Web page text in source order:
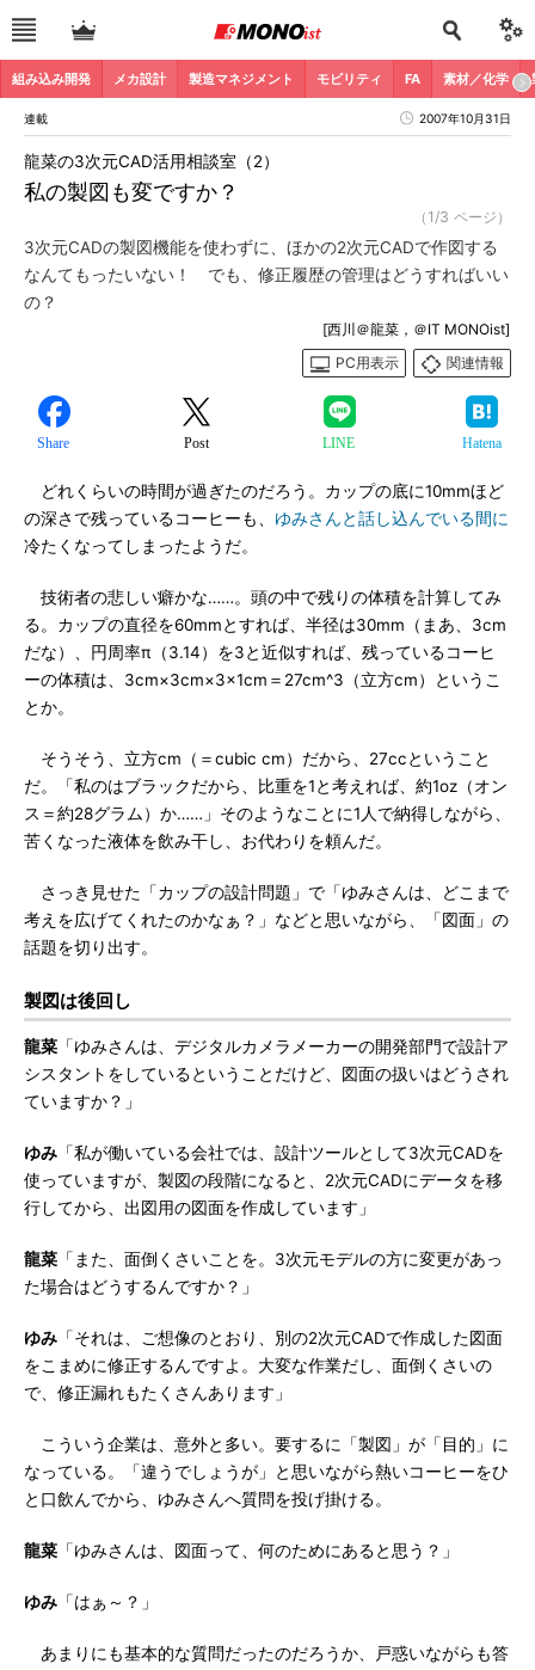
組み込み開発 メカ設計 製造マネジメント モビリティ FA 素材／化学
連載 2007年10月31日
私の製図も変ですか？
龍菜の3次元CAD活用相談室（2）
（1/3 ページ）
3次元CADの製図機能を使わずに、ほかの2次元CADで作図する
なんてもったいない！ でも、修正履歴の管理はどうすればいい
の？
[西川＠龍菜，＠IT MONOist]
PC用表示
関連情報
Share Post LINE Hatena
どれくらいの時間が過ぎたのだろう。カップの底に10mmほど
の深さで残っているコーヒーも、 ゆみさんと話し込んでいる間に
冷たくなってしまったようだ。
技術者の悲しい癖かな……。頭の中で残りの体積を計算してみ
る。カップの直径を60mmとすれば、半径は30mm（まあ、3cm
だな）、円周率π（3.14）を3と近似すれば、残っているコーヒ
ーの体積は、3cm×3cm×3×1cm＝27cm^3（立方cm）というこ
とか。
そうそう、立方cm（＝cubic cm）だから、27ccということ
だ。「私のはブラックだから、比重を1と考えれば、約1oz（オン
ス＝約28グラム）か……」そのようなことに1人で納得しながら、
苦くなった液体を飲み干し、お代わりを頼んだ。
さっき見せた「カップの設計問題」で「ゆみさんは、どこまで
考えを広げてくれたのかなぁ？」などと思いながら、「図面」の
話題を切り出す。
製図は後回し
龍菜 「ゆみさんは、デジタルカメラメーカーの開発部門で設計ア
シスタントをしているということだけど、図面の扱いはどうされ
ていますか？」
ゆみ 「私が働いている会社では、設計ツールとして3次元CADを
使っていますが、製図の段階になると、2次元CADにデータを移
行してから、出図用の図面を作成しています」
龍菜 「また、面倒くさいことを。3次元モデルの方に変更があっ
た場合はどうするんですか？」
ゆみ 「それは、ご想像のとおり、別の2次元CADで作成した図面
をこまめに修正するんですよ。大変な作業だし、面倒くさいの
で、修正漏れもたくさんあります」
こういう企業は、意外と多い。要するに「製図」が「目的」に
なっている。「違うでしょうが」と思いながら熱いコーヒーをひ
と口飲んでから、ゆみさんへ質問を投げ掛ける。
龍菜 「ゆみさんは、図面って、何のためにあると思う？」
ゆみ 「はぁ～？」
あまりにも基本的な質問だったのだろうか、戸惑いながらも答